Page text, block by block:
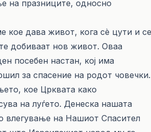
на празниците, односно
коe дава живот, кога сè цути и се
добиваат нов живот. Оваа
посебен настан, кој има
за спасение на родот човечки.
кое Црквата како
на луѓето. Денеска нашата
влегување на Нашиот Спасител